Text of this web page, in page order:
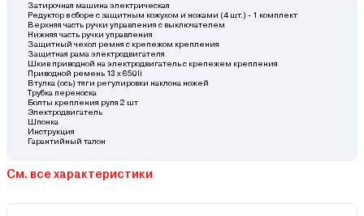
Затирочная машина электрическая
Редуктор в сборе с защитным кожухом и ножами (4 шт.) - 1 комплект
Верхняя часть ручки управления с выключателем
Нижняя часть ручки управления
Защитный чехол ремня с крепежом крепления
Защитная рама электродвигателя
Шкив приводной на электродвигатель с крепежем крепления
Приводной ремень 13 х 650li
Втулка (ось) тяги регулировки наклона ножей
Трубка переноска
Болты крепления руля 2 шт
Электродвигатель
Шпонка
Инструкция
Гарантийный талон
См. все характеристики